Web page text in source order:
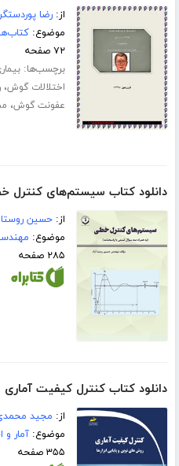
از:رضا
موضوع:
۷۲ صفحه
برچسب‌ها:
اختلالات گوش،
عفونت گوش،
دانلود کتاب سیستم‌های کنترل
از:حسین روستا
موضوع:
۲۸۵ صفحه
دانلود کتاب کنترل کیفیت آماری
از: مجید
موضوع:آمار و
۳۵۵ صفحه